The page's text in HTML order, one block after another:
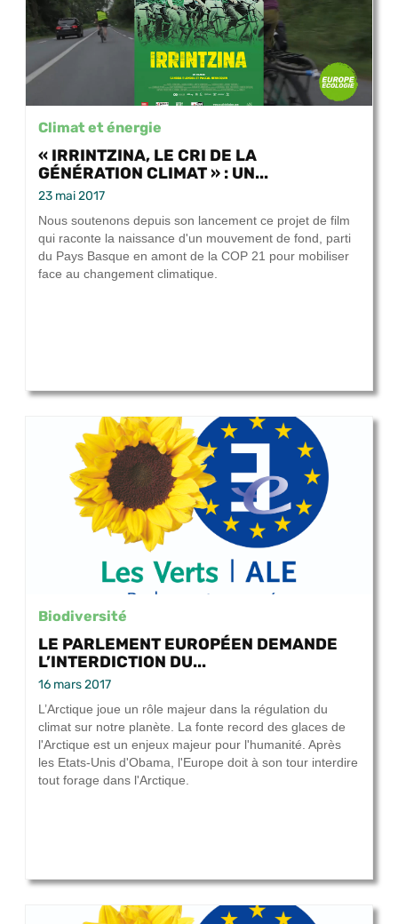
Climat et énergie
« IRRINTZINA, LE CRI DE LA
GÉNÉRATION CLIMAT » : UN...
23 mai 2017
Nous soutenons depuis son lancement ce projet de film
qui raconte la naissance d'un mouvement de fond, parti
du Pays Basque en amont de la COP 21 pour mobiliser
face au changement climatique.
Biodiversité
LE PARLEMENT EUROPÉEN DEMANDE
L’INTERDICTION DU...
16 mars 2017
L’Arctique joue un rôle majeur dans la régulation du
climat sur notre planète. La fonte record des glaces de
l'Arctique est un enjeux majeur pour l'humanité. Après
les Etats-Unis d'Obama, l'Europe doit à son tour interdire
tout forage dans l'Arctique.